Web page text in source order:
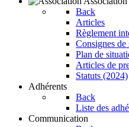
Back
Articles
Règlement
Consignes de
Plan de
Articles de
Statuts (2024)
Adhérents
Back
Liste des
Communication